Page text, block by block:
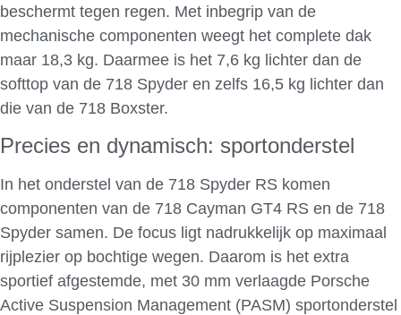
beschermt tegen regen. Met inbegrip van de
mechanische componenten weegt het complete dak
maar 18,3 kg. Daarmee is het 7,6 kg lichter dan de
softtop van de 718 Spyder en zelfs 16,5 kg lichter dan
die van de 718 Boxster.
Precies en dynamisch: sportonderstel
In het onderstel van de 718 Spyder RS komen
componenten van de 718 Cayman GT4 RS en de 718
Spyder samen. De focus ligt nadrukkelijk op maximaal
rijplezier op bochtige wegen. Daarom is het extra
sportief afgestemde, met 30 mm verlaagde Porsche
Active Suspension Management (PASM) sportonderstel